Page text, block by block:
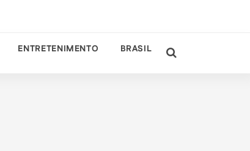
ENTRETENIMENTO BRASIL